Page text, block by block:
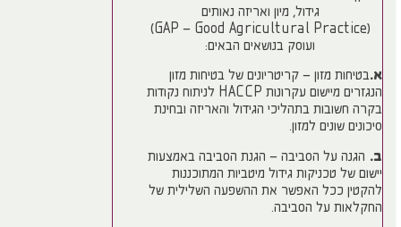
גידול, מיון ואריזה נאותים
(GAP – Good Agricultural Practice)
ועוסק בנושאים הבאים:
א.בטיחות מזון – קריטריונים של בטיחות מזון
הנגזרים מיישום עקרונות HACCP לניתוח נקודות
בקרה חשובות בתהליכי הגידול והאריזה ובחינת
סיכונים שונים למזון.
ב.הגנה על הסביבה – הגנת הסביבה באמצעות
יישום של טכניקות גידול מיטביות המתוכננות
להקטין ככל האפשר את ההשפעה השלילית של
החקלאות על הסביבה.